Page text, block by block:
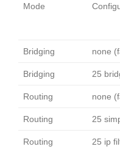
Mode
Bridging none
Bridging 25
Routing none
Routing 25
Routing 25 ip